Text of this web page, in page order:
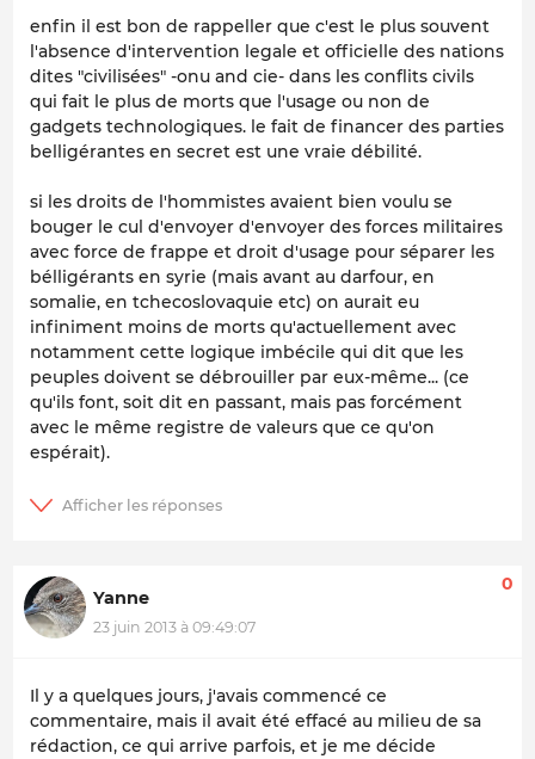
enfin il est bon de rappeller que c'est le plus souvent
l'absence d'intervention legale et officielle des nations
dites "civilisées" -onu and cie- dans les conflits civils
qui fait le plus de morts que l'usage ou non de
gadgets technologiques. le fait de financer des parties
belligérantes en secret est une vraie débilité.
si les droits de l'hommistes avaient bien voulu se
bouger le cul d'envoyer d'envoyer des forces militaires
avec force de frappe et droit d'usage pour séparer les
bélligérants en syrie (mais avant au darfour, en
somalie, en tchecoslovaquie etc) on aurait eu
infiniment moins de morts qu'actuellement avec
notamment cette logique imbécile qui dit que les
peuples doivent se débrouiller par eux-même... (ce
qu'ils font, soit dit en passant, mais pas forcément
avec le même registre de valeurs que ce qu'on
espérait).
Yanne
23 juin 2013 à 09:49:07
0
Il y a quelques jours, j'avais commencé ce
commentaire, mais il avait été effacé au milieu de sa
rédaction, ce qui arrive parfois, et je me décide